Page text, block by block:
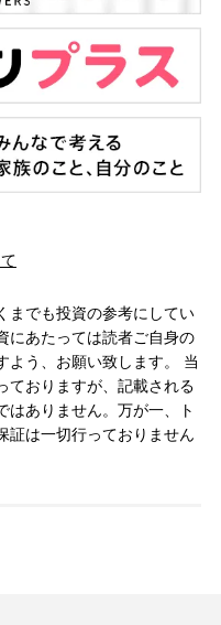
までも投資の参考にしてい
にあたっては読者ご自身の
よう、お願い致します。 当
ておりますが、記載される
はありません。万が一、ト
証は一切行っておりません